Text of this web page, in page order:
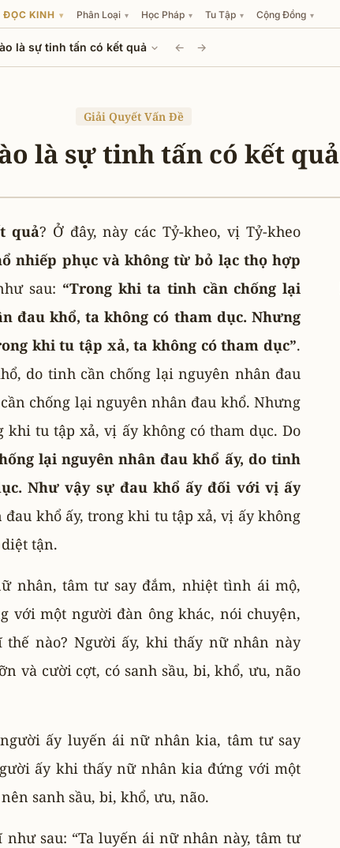
ĐỌC KINH ▾ Phân Loại ▾ Học Pháp ▾ Tu Tập ▾ Cộng Đồng ▾
là sự tinh tấn có kết quả ← →
Giải Quyết Vấn Đề
là sự tinh tấn có kết quả
quả? Ở đây, này các Tỷ-kheo, vị Tỷ-kheo
nhiếp phục và không từ bỏ lạc thọ hợp
sau: “Trong khi ta tinh cần chống lại
đau khổ, ta không có tham dục. Nhưng
khi tu tập xả, ta không có tham dục”.
do tinh cần chống lại nguyên nhân đau
chống lại nguyên nhân đau khổ. Nhưng
tu tập xả, vị ấy không có tham dục. Do
lại nguyên nhân đau khổ ấy, do tinh
Như vậy sự đau khổ ấy đối với vị ấy
khổ ấy, trong khi tu tập xả, vị ấy không
tận.
nhân, tâm tư say đắm, nhiệt tình ái mộ,
với một người đàn ông khác, nói chuyện,
thế nào? Người ấy, khi thấy nữ nhân này
và cười cợt, có sanh sầu, bi, khổ, ưu, não
ấy luyến ái nữ nhân kia, tâm tư say
ấy khi thấy nữ nhân kia đứng với một
sanh sầu, bi, khổ, ưu, não.
sau: “Ta luyến ái nữ nhân này, tâm tư